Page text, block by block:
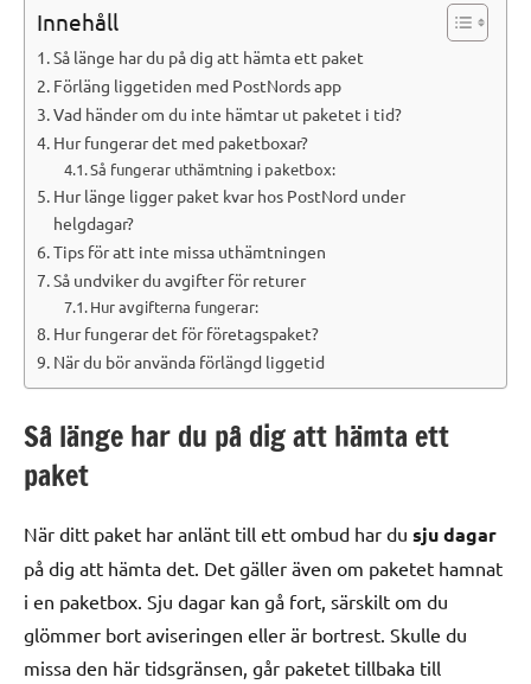
Innehåll
Så länge har du på dig att hämta ett paket
Förläng liggetiden med PostNords app
Vad händer om du inte hämtar ut paketet i tid?
Hur fungerar det med paketboxar?
Så fungerar uthämtning i paketbox:
Hur länge ligger paket kvar hos PostNord under
helgdagar?
Tips för att inte missa uthämtningen
Så undviker du avgifter för returer
Hur avgifterna fungerar:
Hur fungerar det för företagspaket?
När du bör använda förlängd liggetid
Så länge har du på dig att hämta ett
paket
När ditt paket har anlänt till ett ombud har du sju dagar
på dig att hämta det. Det gäller även om paketet hamnat
i en paketbox. Sju dagar kan gå fort, särskilt om du
glömmer bort aviseringen eller är bortrest. Skulle du
missa den här tidsgränsen, går paketet tillbaka till